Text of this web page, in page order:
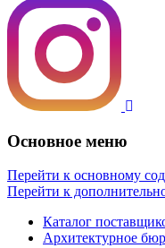
Основное меню
Перейти к основному
Перейти к
Каталог
Архитектурное